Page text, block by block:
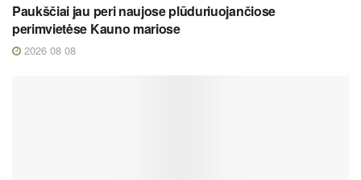
Paukščiai jau peri naujose plūduriuojančiose
perimvietėse Kauno mariose
2026 08 08